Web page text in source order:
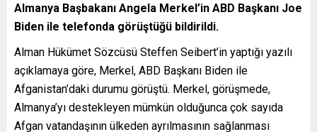
Almanya Başbakanı Angela Merkel’in ABD Başkanı Joe
Biden ile telefonda görüştüğü bildirildi.
Alman Hükümet Sözcüsü Steffen Seibert’in yaptığı yazılı
açıklamaya göre, Merkel, ABD Başkanı Biden ile
Afganistan’daki durumu görüştü. Merkel, görüşmede,
Almanya’yı destekleyen mümkün olduğunca çok sayıda
Afgan vatandaşının ülkeden ayrılmasının sağlanması